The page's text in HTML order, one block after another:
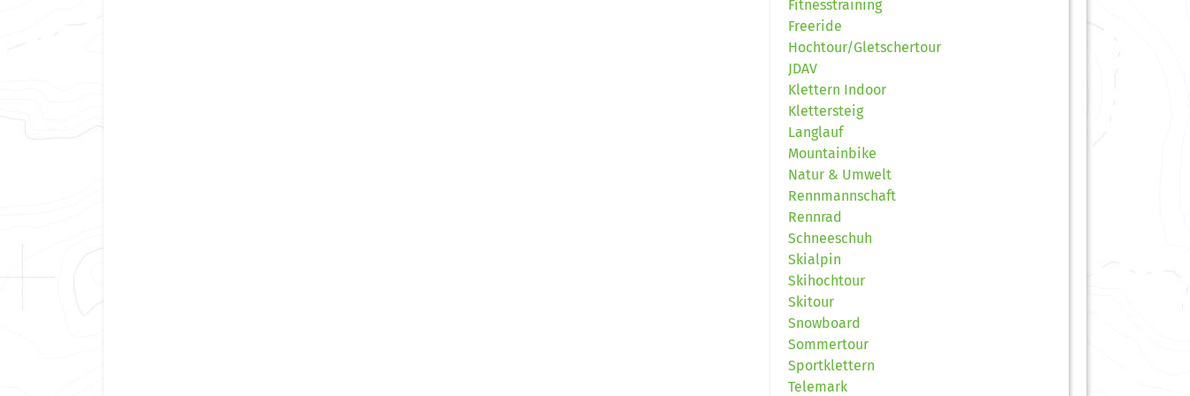
Fitnesstraining
Freeride
Hochtour/Gletschertour
JDAV
Klettern Indoor
Klettersteig
Langlauf
Mountainbike
Natur & Umwelt
Rennmannschaft
Rennrad
Schneeschuh
Skialpin
Skihochtour
Skitour
Snowboard
Sommertour
Sportklettern
Telemark